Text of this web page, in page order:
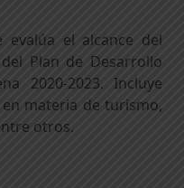
evalúa el alcance del
Plan de Desarrollo
2020-2023. Incluye
materia de turismo,
otros.